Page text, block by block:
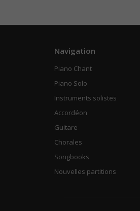
Navigation
Piano Chant
Piano Solo
Instruments solistes
Accordéon
Guitare
Chorales
Songbooks
Nouvelles partitions